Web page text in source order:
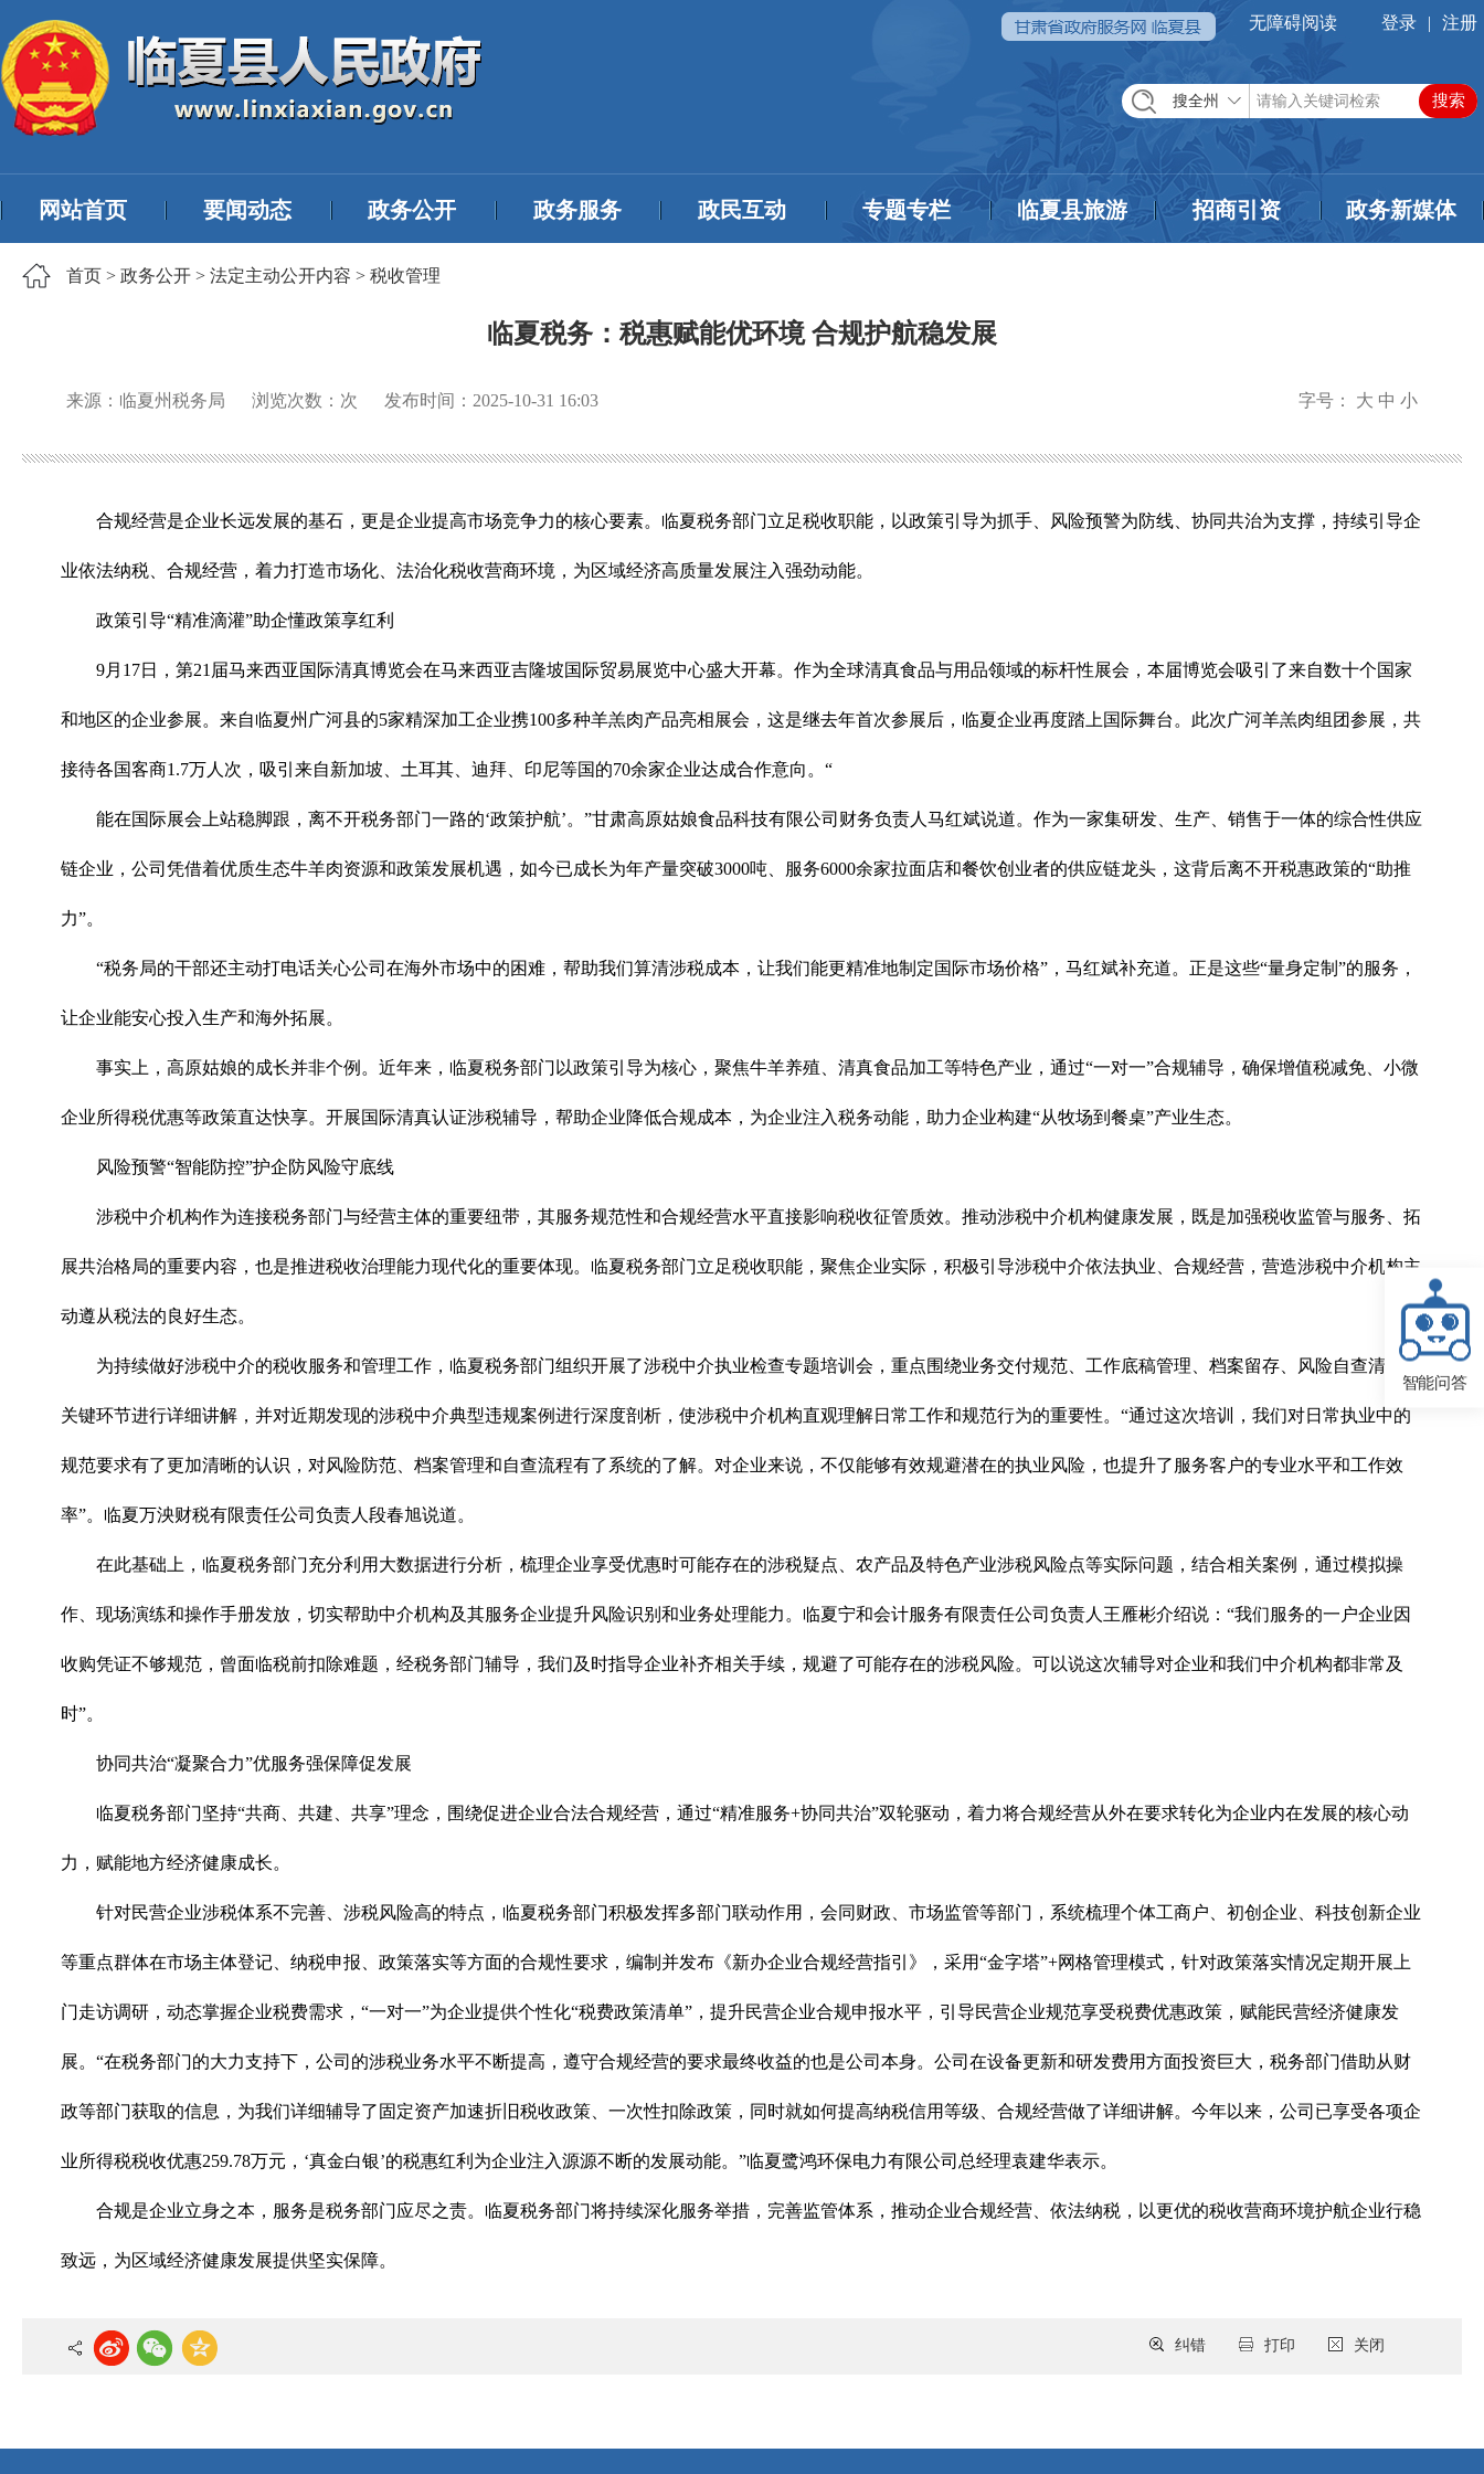
无障碍阅读 登录 | 注册
搜全州
网站首页 要闻动态 政务公开 政务服务 政民互动 专题专栏 临夏县旅游 招商引资 政务新媒体
首页 > 政务公开 > 法定主动公开内容 > 税收管理
临夏税务：税惠赋能优环境 合规护航稳发展
来源：临夏州税务局 浏览次数： 次 发布时间： 2025-10-31 16:03 字号： 大 中 小
合规经营是企业长远发展的基石，更是企业提高市场竞争力的核心要素。临夏税务部门立足税收职能，以政策引导为抓手、风险预警为防线、协同共治为支撑，持续引导企
业依法纳税、合规经营，着力打造市场化、法治化税收营商环境，为区域经济高质量发展注入强劲动能。
政策引导“精准滴灌”助企懂政策享红利
9月17日，第21届马来西亚国际清真博览会在马来西亚吉隆坡国际贸易展览中心盛大开幕。作为全球清真食品与用品领域的标杆性展会，本届博览会吸引了来自数十个国家
和地区的企业参展。来自临夏州广河县的5家精深加工企业携100多种羊羔肉产品亮相展会，这是继去年首次参展后，临夏企业再度踏上国际舞台。此次广河羊羔肉组团参展，共
接待各国客商1.7万人次，吸引来自新加坡、土耳其、迪拜、印尼等国的70余家企业达成合作意向。“
能在国际展会上站稳脚跟，离不开税务部门一路的‘政策护航’。”甘肃高原姑娘食品科技有限公司财务负责人马红斌说道。作为一家集研发、生产、销售于一体的综合性供应
链企业，公司凭借着优质生态牛羊肉资源和政策发展机遇，如今已成长为年产量突破3000吨、服务6000余家拉面店和餐饮创业者的供应链龙头，这背后离不开税惠政策的“助推
力”。
“税务局的干部还主动打电话关心公司在海外市场中的困难，帮助我们算清涉税成本，让我们能更精准地制定国际市场价格”，马红斌补充道。正是这些“量身定制”的服务，
让企业能安心投入生产和海外拓展。
事实上，高原姑娘的成长并非个例。近年来，临夏税务部门以政策引导为核心，聚焦牛羊养殖、清真食品加工等特色产业，通过“一对一”合规辅导，确保增值税减免、小微
企业所得税优惠等政策直达快享。开展国际清真认证涉税辅导，帮助企业降低合规成本，为企业注入税务动能，助力企业构建“从牧场到餐桌”产业生态。
风险预警“智能防控”护企防风险守底线
涉税中介机构作为连接税务部门与经营主体的重要纽带，其服务规范性和合规经营水平直接影响税收征管质效。推动涉税中介机构健康发展，既是加强税收监管与服务、拓
展共治格局的重要内容，也是推进税收治理能力现代化的重要体现。临夏税务部门立足税收职能，聚焦企业实际，积极引导涉税中介依法执业、合规经营，营造涉税中介机构主
动遵从税法的良好生态。
为持续做好涉税中介的税收服务和管理工作，临夏税务部门组织开展了涉税中介执业检查专题培训会，重点围绕业务交付规范、工作底稿管理、档案留存、风险自查清单等
关键环节进行详细讲解，并对近期发现的涉税中介典型违规案例进行深度剖析，使涉税中介机构直观理解日常工作和规范行为的重要性。“通过这次培训，我们对日常执业中的
规范要求有了更加清晰的认识，对风险防范、档案管理和自查流程有了系统的了解。对企业来说，不仅能够有效规避潜在的执业风险，也提升了服务客户的专业水平和工作效
率”。临夏万泱财税有限责任公司负责人段春旭说道。
在此基础上，临夏税务部门充分利用大数据进行分析，梳理企业享受优惠时可能存在的涉税疑点、农产品及特色产业涉税风险点等实际问题，结合相关案例，通过模拟操
作、现场演练和操作手册发放，切实帮助中介机构及其服务企业提升风险识别和业务处理能力。临夏宁和会计服务有限责任公司负责人王雁彬介绍说：“我们服务的一户企业因
收购凭证不够规范，曾面临税前扣除难题，经税务部门辅导，我们及时指导企业补齐相关手续，规避了可能存在的涉税风险。可以说这次辅导对企业和我们中介机构都非常及
时”。
协同共治“凝聚合力”优服务强保障促发展
临夏税务部门坚持“共商、共建、共享”理念，围绕促进企业合法合规经营，通过“精准服务+协同共治”双轮驱动，着力将合规经营从外在要求转化为企业内在发展的核心动
力，赋能地方经济健康成长。
针对民营企业涉税体系不完善、涉税风险高的特点，临夏税务部门积极发挥多部门联动作用，会同财政、市场监管等部门，系统梳理个体工商户、初创企业、科技创新企业
等重点群体在市场主体登记、纳税申报、政策落实等方面的合规性要求，编制并发布《新办企业合规经营指引》，采用“金字塔”+网格管理模式，针对政策落实情况定期开展上
门走访调研，动态掌握企业税费需求，“一对一”为企业提供个性化“税费政策清单”，提升民营企业合规申报水平，引导民营企业规范享受税费优惠政策，赋能民营经济健康发
展。“在税务部门的大力支持下，公司的涉税业务水平不断提高，遵守合规经营的要求最终收益的也是公司本身。公司在设备更新和研发费用方面投资巨大，税务部门借助从财
政等部门获取的信息，为我们详细辅导了固定资产加速折旧税收政策、一次性扣除政策，同时就如何提高纳税信用等级、合规经营做了详细讲解。今年以来，公司已享受各项企
业所得税税收优惠259.78万元，‘真金白银’的税惠红利为企业注入源源不断的发展动能。”临夏鹭鸿环保电力有限公司总经理袁建华表示。
合规是企业立身之本，服务是税务部门应尽之责。临夏税务部门将持续深化服务举措，完善监管体系，推动企业合规经营、依法纳税，以更优的税收营商环境护航企业行稳
致远，为区域经济健康发展提供坚实保障。
关闭
打印
纠错
智能问答